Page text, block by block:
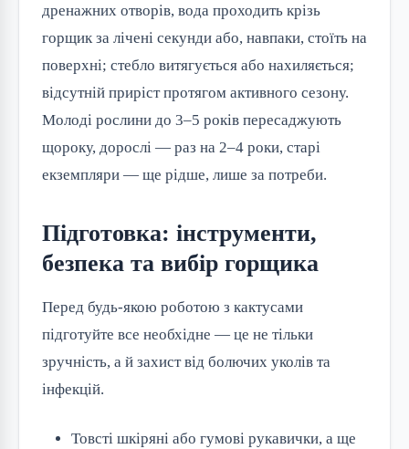
дренажних отворів, вода проходить крізь
горщик за лічені секунди або, навпаки, стоїть на
поверхні; стебло витягується або нахиляється;
відсутній приріст протягом активного сезону.
Молоді рослини до 3–5 років пересаджують
щороку, дорослі — раз на 2–4 роки, старі
екземпляри — ще рідше, лише за потреби.
Підготовка: інструменти,
безпека та вибір горщика
Перед будь-якою роботою з кактусами
підготуйте все необхідне — це не тільки
зручність, а й захист від болючих уколів та
інфекцій.
Товсті шкіряні або гумові рукавички, а ще